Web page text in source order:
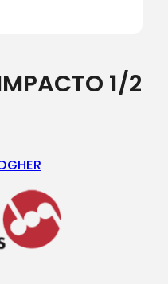
1/2